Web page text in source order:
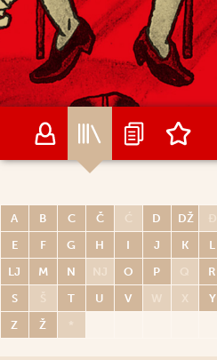
A B C Č Ć D DŽ
Đ
E
F G H I J K
L
LJ
M N NJ O P Q
R
S
Š T U V W X
Y
Z
Ž *